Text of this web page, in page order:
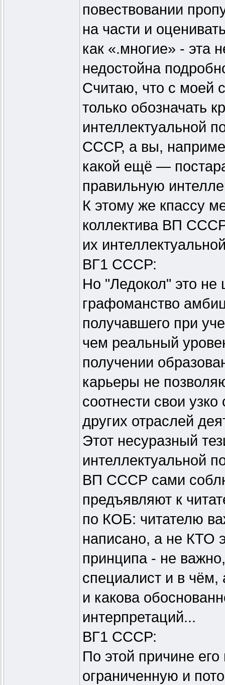
повествовании
на части и
как «.многие» - эта
недостойна
Считаю, что с моей
только обозначать
интеллектуальной
СССР, а вы,
какой ещё —
правильную
К этому же кпассу
коллектива ВП
их
ВГ1 СССР:
Но "Ледокол" это
графоманство
получавшего при
чем реальный
получении
карьеры не
соотнести свои
других отраслей
Этот несуразный
интеллектуальной
ВП СССР сами
предъявляют к
по КОБ: читателю
написано, а не КТО
принципа - не
специалист и в
и какова
интерпретаций...
ВГ1 СССР:
По этой причине
ограниченную и